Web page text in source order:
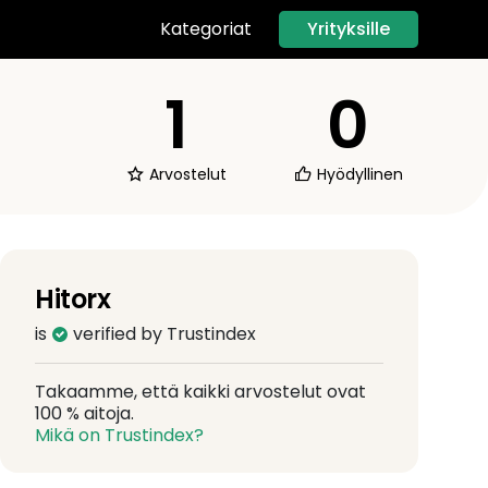
Kategoriat Yrityksille
1
Arvostelut
0
Hyödyllinen
Hitorx
is verified by Trustindex
Takaamme, että kaikki arvostelut ovat
100 % aitoja.
Mikä on Trustindex?